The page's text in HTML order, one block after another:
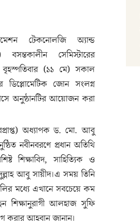
টেকনোলজি অ্যান্ড
সেমিস্টারের
বৃহস্পতিবার (১১ মে) সকাল
ডিপ্লোমেটিক জোন সংলগ্ন
অনুষ্ঠানটির আয়োজন করা
অধ্যাপক ড. মো. আবু
নবীনবরণে প্রধান অতিথি
শিক্ষাবিদ, সাহিত্যিক ও
আবু সায়ীদ।এ সময় তিনি
মধ্যে এখানে সবচেয়ে কম
শিক্ষানুরাগী আলহাজ সুফি
করার আহবান জানান।